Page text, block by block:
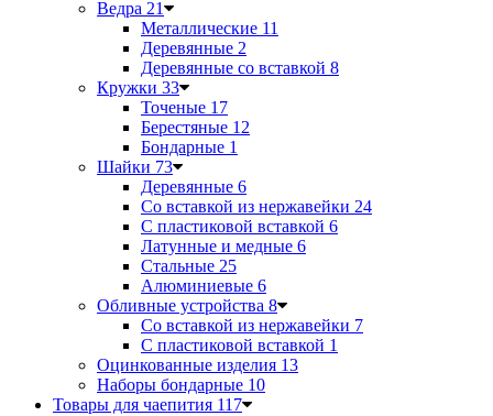
Ведра 21
Металлические 11
Деревянные 2
Деревянные со вставкой 8
Кружки 33
Точеные 17
Берестяные 12
Бондарные 1
Шайки 73
Деревянные 6
Со вставкой из нержавейки 24
С пластиковой вставкой 6
Латунные и медные 6
Стальные 25
Алюминиевые 6
Обливные устройства 8
Со вставкой из нержавейки 7
С пластиковой вставкой 1
Оцинкованные изделия 13
Наборы бондарные 10
Товары для чаепития 117